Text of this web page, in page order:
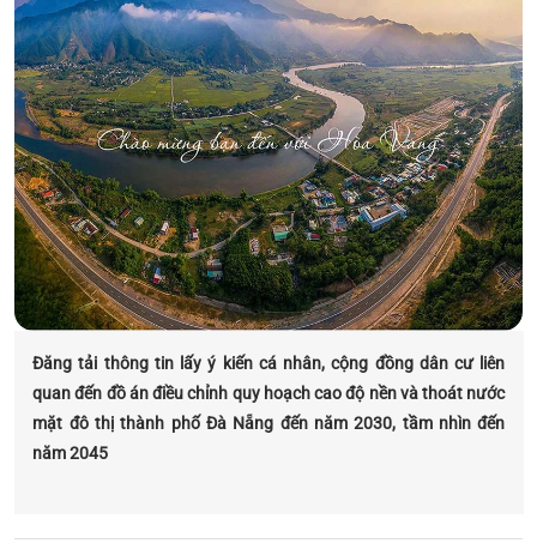
Đăng tải thông tin lấy ý kiến cá nhân, cộng đồng dân cư liên
quan đến đồ án điều chỉnh quy hoạch cao độ nền và thoát nước
mặt đô thị thành phố Đà Nẵng đến năm 2030, tầm nhìn đến
năm 2045